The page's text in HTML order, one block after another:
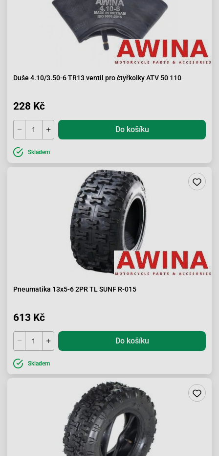
Duše 4.10/3.50-6 TR13 ventil pro čtyřkolky ATV 50 110
228 Kč
Do košíku
Skladem
Pneumatika 13x5-6 2PR TL SUNF R-015
613 Kč
Do košíku
Skladem